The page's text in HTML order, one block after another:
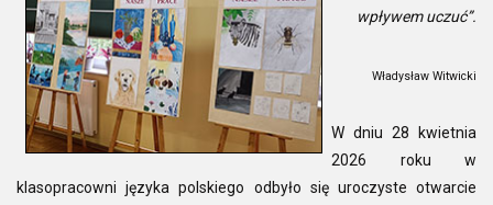
wpływem uczuć”.
Władysław Witwicki
W dniu 28 kwietnia
2026 roku w
klasopracowni języka polskiego odbyło się uroczyste otwarcie